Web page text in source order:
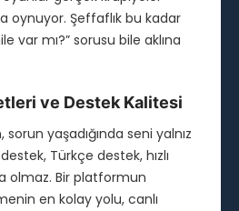
oynuyor. Şeffaflık bu kadar
var mı?” sorusu bile aklına
ve Destek Kalitesi
yaşadığında seni yalnız
Türkçe destek, hızlı
olmaz. Bir platformun
en kolay yolu, canlı